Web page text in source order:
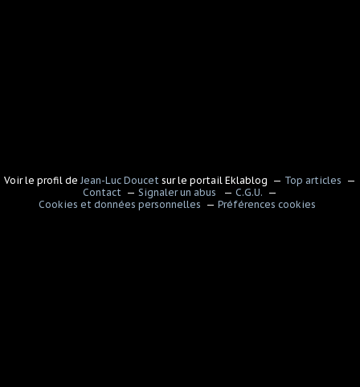
Voir le profil de Jean-Luc Doucet sur le portail Eklablog
Top articles
Contact
Signaler un abus
C.G.U.
Cookies et données personnelles
Préférences cookies